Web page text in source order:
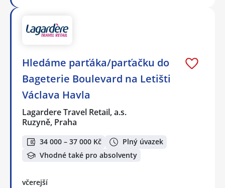
Hledáme parťáka/parťačku do
Bageterie Boulevard na Letišti
Václava Havla
Lagardere Travel Retail, a.s.
Ruzyně, Praha
34 000 – 37 000 Kč
Plný úvazek
Vhodné také pro absolventy
včerejší